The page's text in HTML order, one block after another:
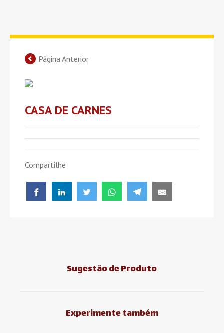
Página Anterior
CASA DE CARNES
Compartilhe
Sugestão de Produto
Experimente também